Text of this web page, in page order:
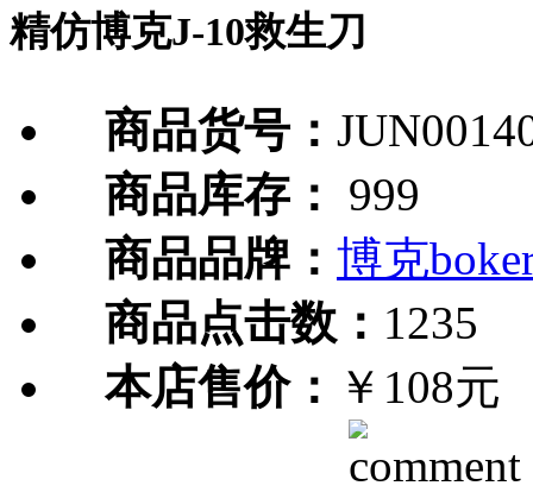
精仿博克J-10救生刀
商品货号：
商品库存：
999
商品品牌： 博克
商品点击数： 1235
本店售价： ￥108元